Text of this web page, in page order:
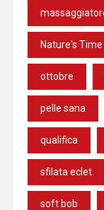
Nature's Time
ottobre
pelle sana
qualifica
sfilata eclet
soft bob